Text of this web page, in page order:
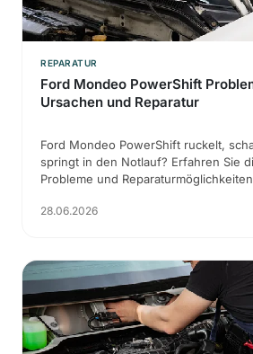
REPARATUR
Ford Mondeo PowerShift
Ursachen und Reparatur
Ford Mondeo PowerShift ruckelt,
springt in den Notlauf? Erfahren Sie
Probleme und
28.06.2026